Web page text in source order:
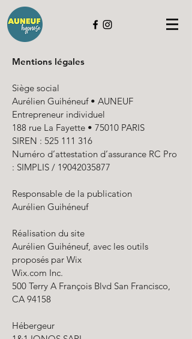
Mentions légales
Siège social
Aurélien Guihéneuf • AUNEUF
Entrepreneur individuel
188 rue La Fayette • 75010 PARIS
SIREN : 525 111 316
Numéro d’attestation d’assurance RC Pro
: SIMPLIS / 19042035877
Responsable de la publication
Aurélien Guihéneuf
Réalisation du site
Aurélien Guihéneuf, avec les outils
proposés par Wix
Wix.com Inc.
500 Terry A François Blvd San Francisco,
CA 94158
Hébergeur